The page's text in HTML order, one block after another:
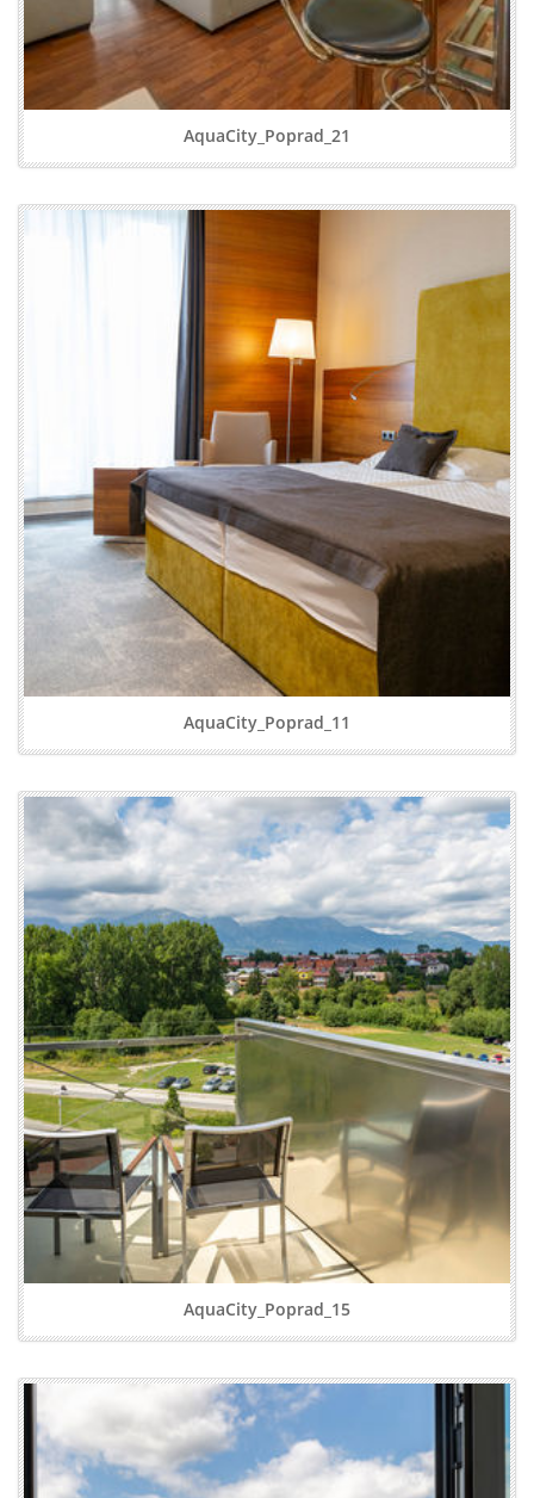
AquaCity_Poprad_21
AquaCity_Poprad_11
AquaCity_Poprad_15